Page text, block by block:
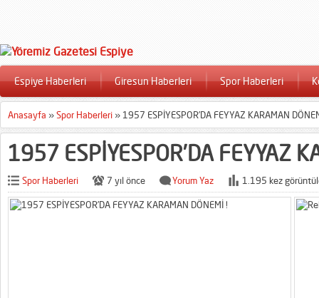
Espiye Haberleri Giresun Haberleri Spor Haberleri
Anasayfa »Spor Haberleri » 1957 ESPİYESPOR’DA FEYYAZ KARAMAN
1957 ESPİYESPOR’DA FEYYAZ
Spor Haberleri 7 yıl önce Yorum Yaz 1.195 kez